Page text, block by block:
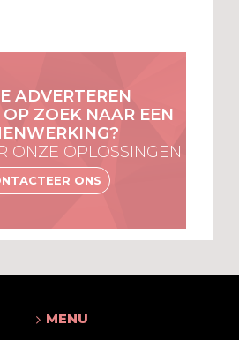
ADVERTEREN
ZOEK NAAR EEN
ONZE OPLOSSINGEN.
ONS
MENU